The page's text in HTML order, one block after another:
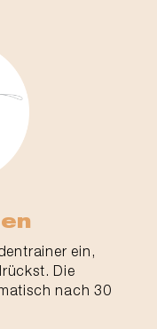
ein,
Die
nach 30